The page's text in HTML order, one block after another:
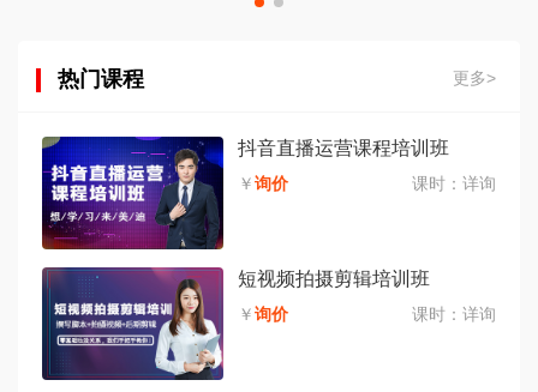
热门课程 更多>
抖音直播运营课程培训班
￥询价 课时： 详询
短视频拍摄剪辑培训班
￥询价 课时： 详询